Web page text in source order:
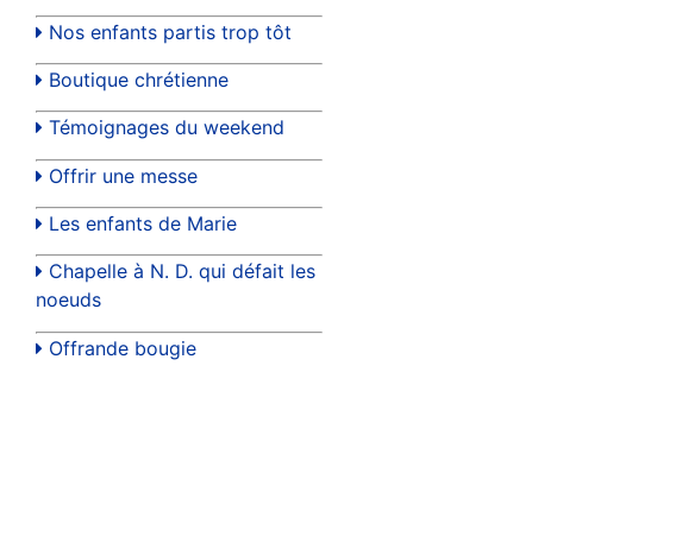
Nos enfants partis trop tôt
Boutique chrétienne
Témoignages du weekend
Offrir une messe
Les enfants de Marie
Chapelle à N. D. qui défait les
noeuds
Offrande bougie